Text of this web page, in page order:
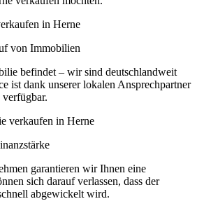
von Immobilien
befindet – wir sind deutschlandweit
ist dank unserer lokalen Ansprechpartner
garantieren wir Ihnen eine
sich darauf verlassen, dass der
abgewickelt wird.